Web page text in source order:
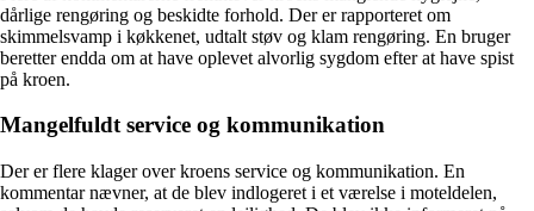
dårlige rengøring og beskidte forhold. Der er rapporteret om
skimmelsvamp i køkkenet, udtalt støv og klam rengøring. En bruger
beretter endda om at have oplevet alvorlig sygdom efter at have spist
på kroen.
Mangelfuldt service og kommunikation
Der er flere klager over kroens service og kommunikation. En
kommentar nævner, at de blev indlogeret i et værelse i moteldelen,